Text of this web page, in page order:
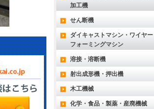
加工機
せん断機
ダイキャストマシン・ワイヤー
フォーミングマシン
溶接・溶断機
射出成形機・押出機
木工機械
化学・食品・製薬・産廃機械